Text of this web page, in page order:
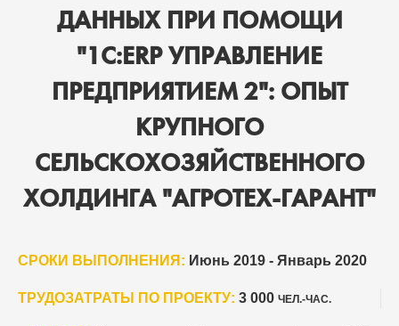
ДАННЫХ ПРИ ПОМОЩИ
"1С:ERP УПРАВЛЕНИЕ
ПРЕДПРИЯТИЕМ 2": ОПЫТ
КРУПНОГО
СЕЛЬСКОХОЗЯЙСТВЕННОГО
ХОЛДИНГА "АГРОТЕХ-ГАРАНТ"
СРОКИ ВЫПОЛНЕНИЯ: Июнь 2019 - Январь 2020
ТРУДОЗАТРАТЫ ПО ПРОЕКТУ: 3 000 ЧЕЛ.-ЧАС.